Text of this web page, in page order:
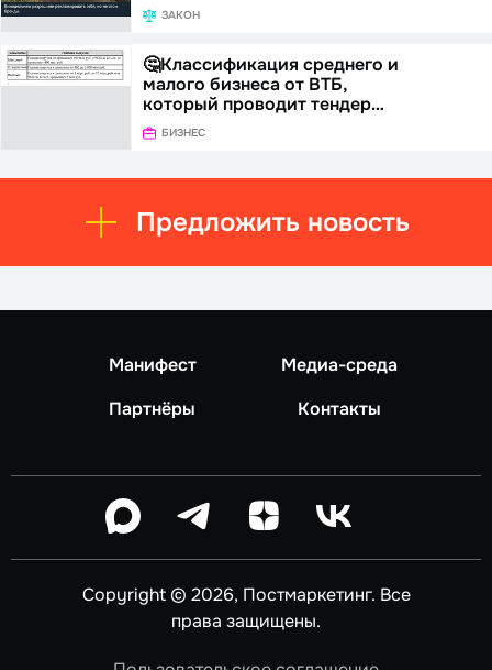
ЗАКОН
🤔Классификация среднего и
малого бизнеса от ВТБ,
который проводит тендер…
БИЗНЕС
Предложить новость
Манифест
Медиа-среда
Партнёры
Контакты
Copyright © 2026, Постмаркетинг. Все
права защищены.